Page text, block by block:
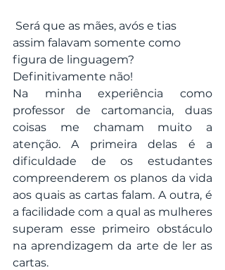
assim falavam somente como
figura de linguagem?
Definitivamente não!
Na minha experiência como
professor de cartomancia, duas
coisas me chamam muito a
atenção. A primeira delas é a
dificuldade de os estudantes
compreenderem os planos da vida
aos quais as cartas falam. A outra, é
a facilidade com a qual as mulheres
superam esse primeiro obstáculo
na aprendizagem da arte de ler as
cartas.